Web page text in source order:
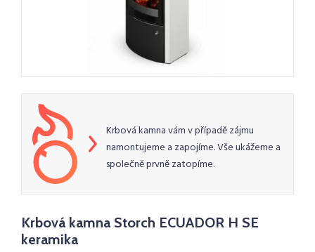
Krbová kamna vám v případě zájmu
namontujeme a zapojíme. Vše ukážeme a
společně prvně zatopíme.
Krbová kamna Storch ECUADOR H SE
keramika